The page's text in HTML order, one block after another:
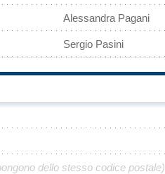
Alessandra Pagani
Sergio Pasini
dello stesso codice postale)